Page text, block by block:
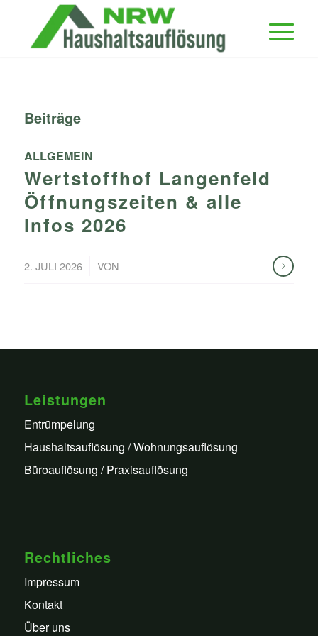
Beiträge
ALLGEMEIN
Wertstoffhof Langenfeld
Öffnungszeiten & alle
Infos 2026
2. JULI 2026 VON
Leistungen
Entrümpelung
Haushaltsauflösung / Wohnungsauflösung
Büroauflösung / Praxisauflösung
Rechtliches
Impressum
Kontakt
Über uns